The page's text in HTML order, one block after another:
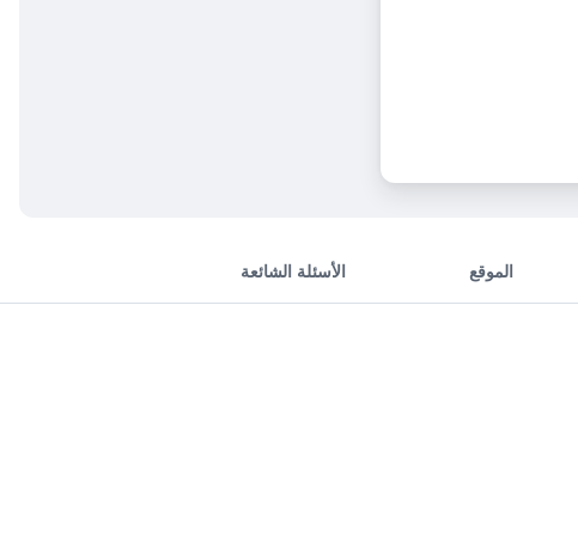
الموقع الأسئلة الشائعة